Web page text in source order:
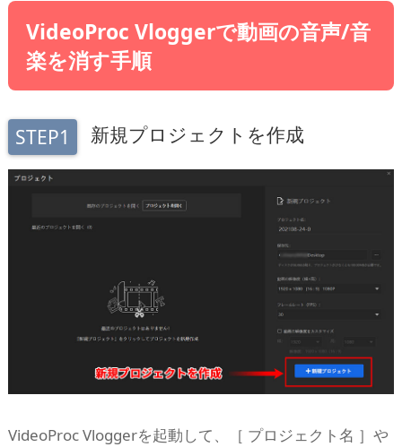
VideoProc Vloggerで動画の音声/音
楽を消す手順
STEP1 新規プロジェクトを作成
VideoProc Vloggerを起動して、［ プロジェクト名 ］や